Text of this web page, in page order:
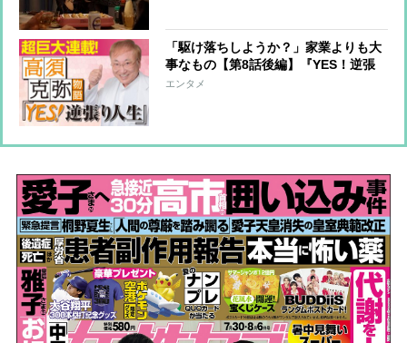
「駆け落ちしようか？」家業よりも大
事なもの【第8話後編】『YES！逆張
り人生～高須克弥物語～』
エンタメ